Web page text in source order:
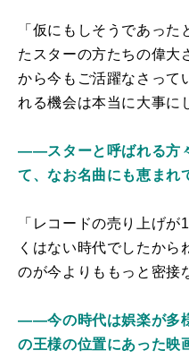
「仮にもしそうであっ
たスターの方たちの偉大
から今もご活躍なさって
れる機会は本当に大事に
――スターと呼ばれる方
て、なお名曲にも恵まれ
「レコードの売り上げ
くはない時代でしたから
のが今よりももっと密接
――今の時代は娯楽が多
の王様の位置にあった映